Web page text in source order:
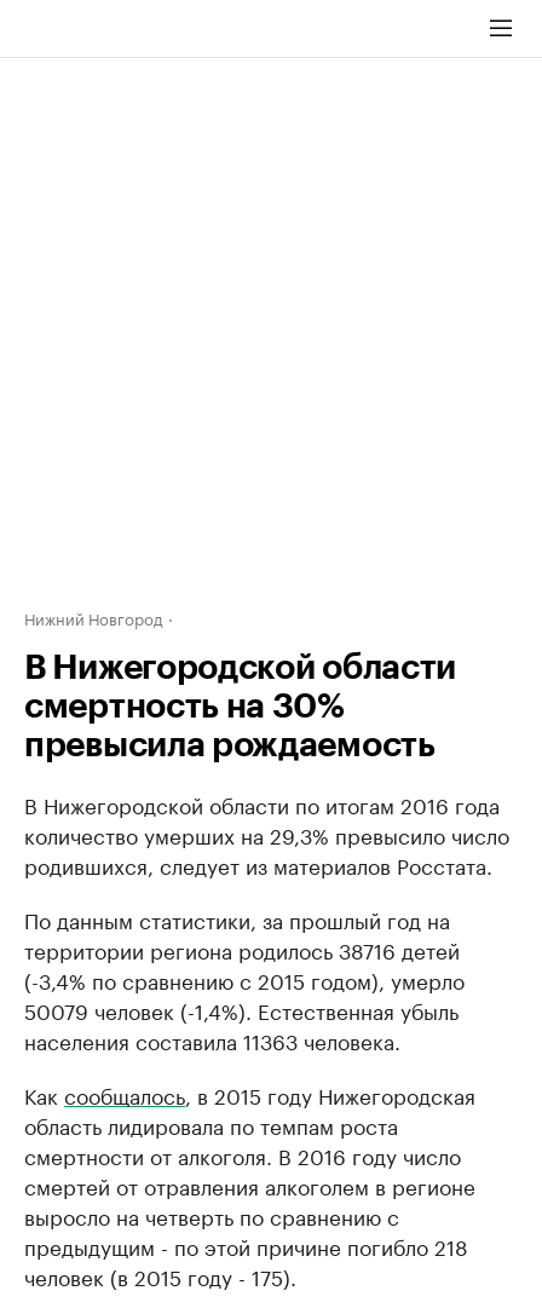
Нижний Новгород
В Нижегородской области
смертность на 30%
превысила рождаемость
В Нижегородской области по итогам 2016 года
количество умерших на 29,3% превысило число
родившихся, следует из материалов Росстата.
По данным статистики, за прошлый год на
территории региона родилось 38716 детей
(-3,4% по сравнению с 2015 годом), умерло
50079 человек (-1,4%). Естественная убыль
населения составила 11363 человека.
Как сообщалось , в 2015 году Нижегородская
область лидировала по темпам роста
смертности от алкоголя. В 2016 году число
смертей от отравления алкоголем в регионе
выросло на четверть по сравнению с
предыдущим - по этой причине погибло 218
человек (в 2015 году - 175).